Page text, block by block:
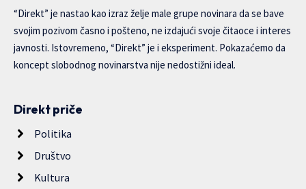
“Direkt” je nastao kao izraz želje male grupe novinara da se bave
svojim pozivom časno i pošteno, ne izdajući svoje čitaoce i interes
javnosti. Istovremeno, “Direkt” je i eksperiment. Pokazaćemo da
koncept slobodnog novinarstva nije nedostižni ideal.
Direkt priče
Politika
Društvo
Kultura